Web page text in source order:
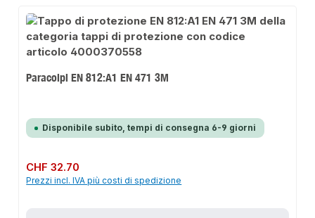
Paracolpi EN 812:A1 EN 471 3M
Disponibile subito, tempi di consegna 6-9 giorni
Prezzo normale:
CHF 32.70
Prezzi incl. IVA più costi di spedizione